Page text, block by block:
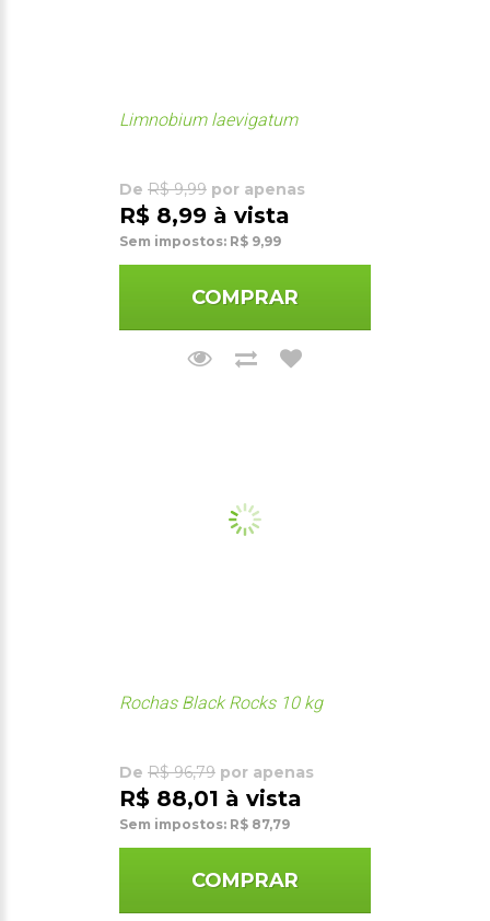
Limnobium laevigatum
De R$ 9,99 por apenas
R$ 8,99 à vista
Sem impostos: R$ 9,99
COMPRAR
Rochas Black Rocks 10 kg
De R$ 96,79 por apenas
R$ 88,01 à vista
Sem impostos: R$ 87,79
COMPRAR